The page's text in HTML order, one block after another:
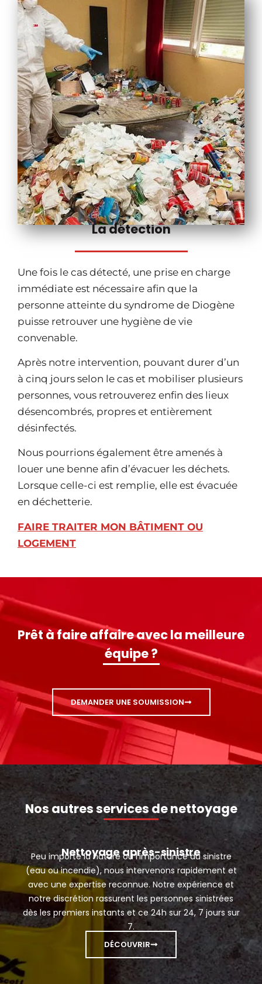
La détection
Une fois le cas détecté, une prise en charge
immédiate est nécessaire afin que la
personne atteinte du syndrome de Diogène
puisse retrouver une hygiène de vie
convenable.
Après notre intervention, pouvant durer d’un
à cinq jours selon le cas et mobiliser plusieurs
personnes, vous retrouverez enfin des lieux
désencombrés, propres et entièrement
désinfectés.
Nous pourrions également être amenés à
louer une benne afin d’évacuer les déchets.
Lorsque celle-ci est remplie, elle est évacuée
en déchetterie.
FAIRE TRAITER MON BÂTIMENT OU
LOGEMENT
Prêt à faire affaire avec la meilleure
équipe ?
DEMANDER UNE SOUMISSION
Nos autres services de nettoyage
Nettoyage après-sinistre
Peu importe la nature ou l’importance du sinistre
(eau ou incendie), nous intervenons rapidement et
avec une expertise reconnue. Notre expérience et
notre discrétion rassurent les personnes sinistrées
dès les premiers instants et ce 24h sur 24, 7 jours sur
7.
DÉCOUVRIR